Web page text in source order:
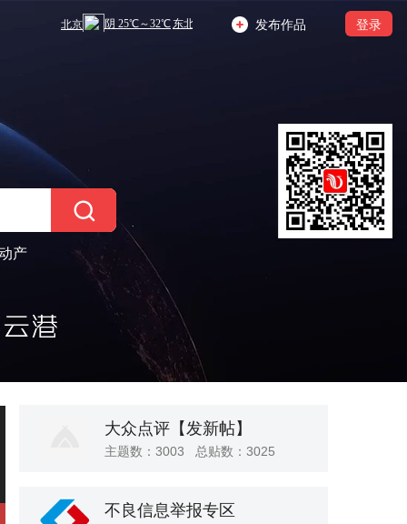
发布作品 登录
产
大众点评 【发新帖】
主题数：3003 总贴数：3025
不良信息举报专区